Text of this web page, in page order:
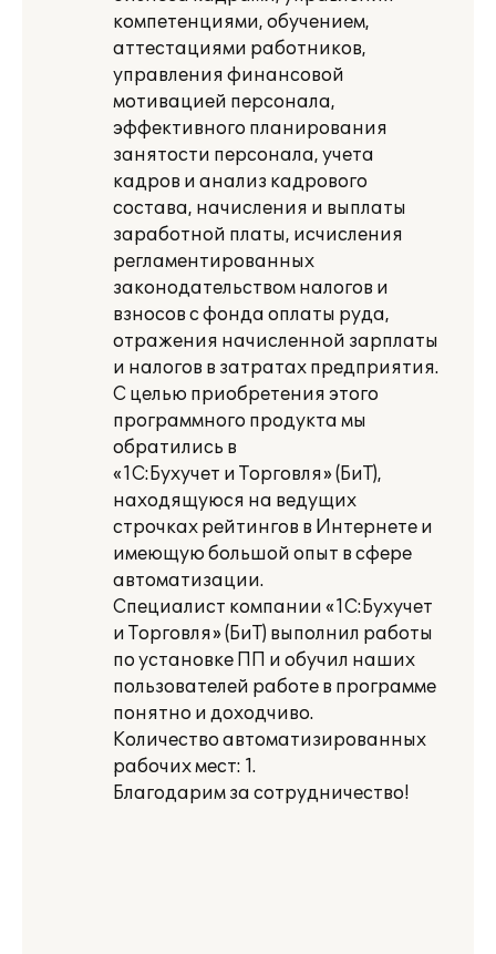
компетенциями, обучением,
аттестациями работников,
управления финансовой
мотивацией персонала,
эффективного планирования
занятости персонала, учета
кадров и анализ кадрового
состава, начисления и выплаты
заработной платы, исчисления
регламентированных
законодательством налогов и
взносов с фонда оплаты руда,
отражения начисленной зарплаты
и налогов в затратах предприятия.
С целью приобретения этого
программного продукта мы
обратились в
«1С:Бухучет и Торговля» (БиТ),
находящуюся на ведущих
строчках рейтингов в Интернете и
имеющую большой опыт в сфере
автоматизации.
Специалист компании «1С:Бухучет
и Торговля» (БиТ) выполнил работы
по установке ПП и обучил наших
пользователей работе в программе
понятно и доходчиво.
Количество автоматизированных
рабочих мест: 1.
Благодарим за сотрудничество!